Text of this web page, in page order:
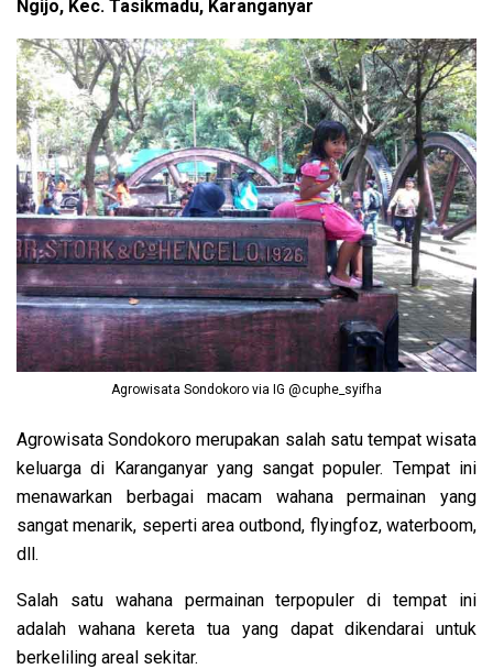
Ngijo, Kec. Tasikmadu, Karanganyar
Agrowisata Sondokoro via IG @cuphe_syifha
Agrowisata Sondokoro merupakan salah satu tempat wisata
keluarga di Karanganyar yang sangat populer. Tempat ini
menawarkan berbagai macam wahana permainan yang
sangat menarik, seperti area outbond, flyingfoz, waterboom,
dll.
Salah satu wahana permainan terpopuler di tempat ini
adalah wahana kereta tua yang dapat dikendarai untuk
berkeliling areal sekitar.